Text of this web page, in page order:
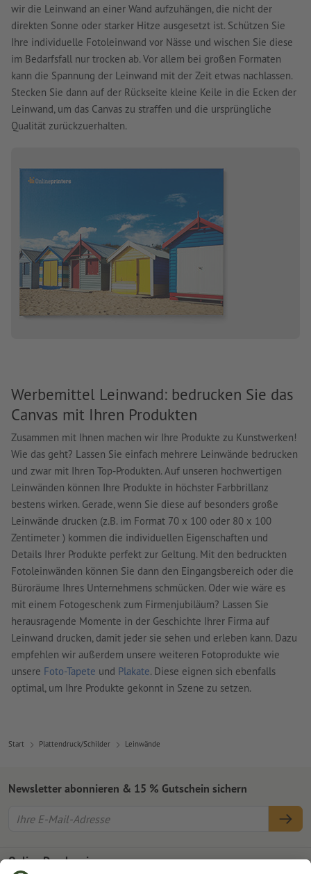
wir die Leinwand an einer Wand aufzuhängen, die nicht der
direkten Sonne oder starker Hitze ausgesetzt ist. Schützen Sie
Ihre individuelle Fotoleinwand vor Nässe und wischen Sie diese
im Bedarfsfall nur trocken ab. Vor allem bei großen Formaten
kann die Spannung der Leinwand mit der Zeit etwas nachlassen.
Stecken Sie dann auf der Rückseite kleine Keile in die Ecken der
Leinwand, um das Canvas zu straffen und die ursprüngliche
Qualität zurückzuerhalten.
Werbemittel Leinwand: bedrucken Sie das
Canvas mit Ihren Produkten
Zusammen mit Ihnen machen wir Ihre Produkte zu Kunstwerken!
Wie das geht? Lassen Sie einfach mehrere Leinwände bedrucken
und zwar mit Ihren Top-Produkten. Auf unseren hochwertigen
Leinwänden können Ihre Produkte in höchster Farbbrillanz
bestens wirken. Gerade, wenn Sie diese auf besonders große
Leinwände drucken (z.B. im Format 70 x 100 oder 80 x 100
Zentimeter ) kommen die individuellen Eigenschaften und
Details Ihrer Produkte perfekt zur Geltung. Mit den bedruckten
Fotoleinwänden können Sie dann den Eingangsbereich oder die
Büroräume Ihres Unternehmens schmücken. Oder wie wäre es
mit einem Fotogeschenk zum Firmenjubiläum? Lassen Sie
herausragende Momente in der Geschichte Ihrer Firma auf
Leinwand drucken, damit jeder sie sehen und erleben kann. Dazu
empfehlen wir außerdem unsere weiteren Fotoprodukte wie
unsere Foto-Tapete und Plakate. Diese eignen sich ebenfalls
optimal, um Ihre Produkte gekonnt in Szene zu setzen.
Start Plattendruck/Schilder Leinwände
Online Druckerei
Newsletter abonnieren & 15 % Gutschein sichern